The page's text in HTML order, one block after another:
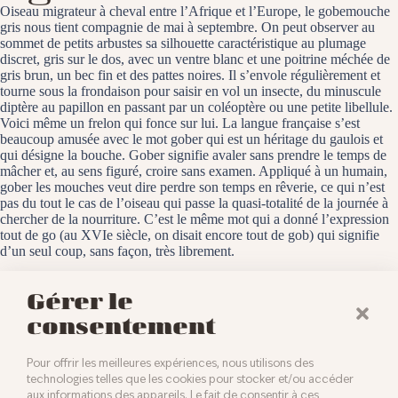
Gérer le
consentement
Pour offrir les meilleures expériences, nous utilisons des
technologies telles que les cookies pour stocker et/ou accéder
Oiseau migrateur à cheval entre l’Afrique et l’Europe, le gobemouche
gris nous tient compagnie de mai à septembre. On peut observer au
sommet de petits arbustes sa silhouette caractéristique au plumage
discret, gris sur le dos, avec un ventre blanc et une poitrine méchée de
gris brun, un bec fin et des pattes noires. Il s’envole régulièrement et
tourne sous la frondaison pour saisir en vol un insecte, du minuscule
diptère au papillon en passant par un coléoptère ou une petite libellule.
Voici même un frelon qui fonce sur lui. La langue française s’est
beaucoup amusée avec le mot gober qui est un héritage du gaulois et
qui désigne la bouche. Gober signifie avaler sans prendre le temps de
mâcher et, au sens figuré, croire sans examen. Appliqué à un humain,
gober les mouches veut dire perdre son temps en rêverie, ce qui n’est
pas du tout le cas de l’oiseau qui passe la quasi-totalité de la journée à
chercher de la nourriture. C’est le même mot qui a donné l’expression
tout de go (au XVIe siècle, on disait encore tout de gob) qui signifie
d’un seul coup, sans façon, très librement.